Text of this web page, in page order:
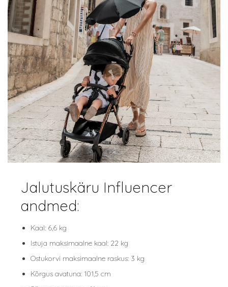
Jalutuskäru Influencer
andmed:
Kaal: 6,6 kg
Istuja maksimaalne kaal: 22 kg
Ostukorvi maksimaalne raskus: 3 kg
Kõrgus avatuna: 101,5 cm